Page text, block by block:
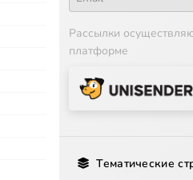
Рассылки
платформе
Тематические